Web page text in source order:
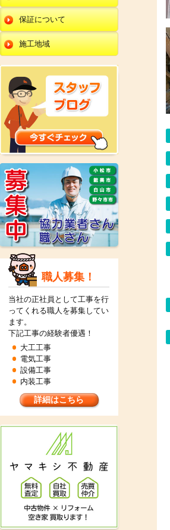
全面リフォーム
小松店
新加賀店
金津店
朝日店
羽咋店
金沢田上店
保証について
施工地域
職人募集！
当社の正社員として工事を行
ってくれる職人を募集してい
ます。
下記工事の経験者優遇！
大工工事
電気工事
設備工事
内装工事
詳細はこちら